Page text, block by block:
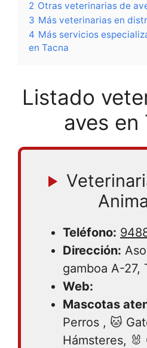
2 Otras veterinarias de
3 Más veterinarias en
4 Más servicios
en Tacna
Listado
aves en
Teléfono:
Dirección:
gamboa A-27,
Web:
Mascotas
Perros , 🐱
Hámsteres,